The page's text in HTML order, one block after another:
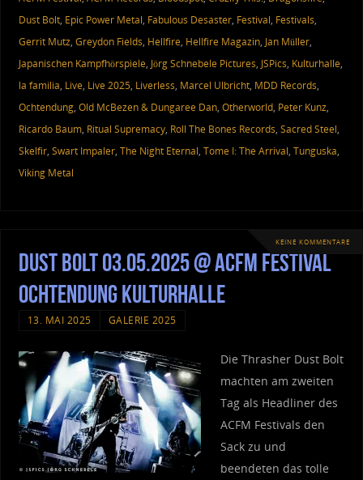
Dust Bolt, Epic Power Metal, Fabulous Desaster, Festival, Festivals,
Gerrit Mutz, Greydon Fields, Hellfire, Hellfire Magazin, Jan Müller,
Japanischen Kampfhörspiele, Jörg Schnebele Pictures, JSPics, Kulturhalle,
la familia, Live, Live 2025, Liverless, Marcel Ulbricht, MDD Records,
Ochtendung, Old McBezen & Dungaree Dan, Otherworld, Peter Kunz,
Ricardo Baum, Ritual Supremacy, Roll The Bones Records, Sacred Steel,
Skelfir, Swart Impaler, The Night Eternal, Tome I: The Arrival, Tunguska,
Viking Metal
KEINE KOMMENTARE
Dust Bolt 03.05.2025 @ ACFM Festival
Ochtendung Kulturhalle
13. MAI 2025 GALERIE 2025
Die Thrasher Dust Bolt
machten am zweiten
Tag als Headliner des
ACFM Festivals den
Sack zu und
beendeten das tolle